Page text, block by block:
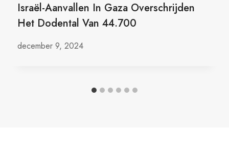
Israël-Aanvallen In Gaza Overschrijden
Het Dodental Van 44.700
december 9, 2024